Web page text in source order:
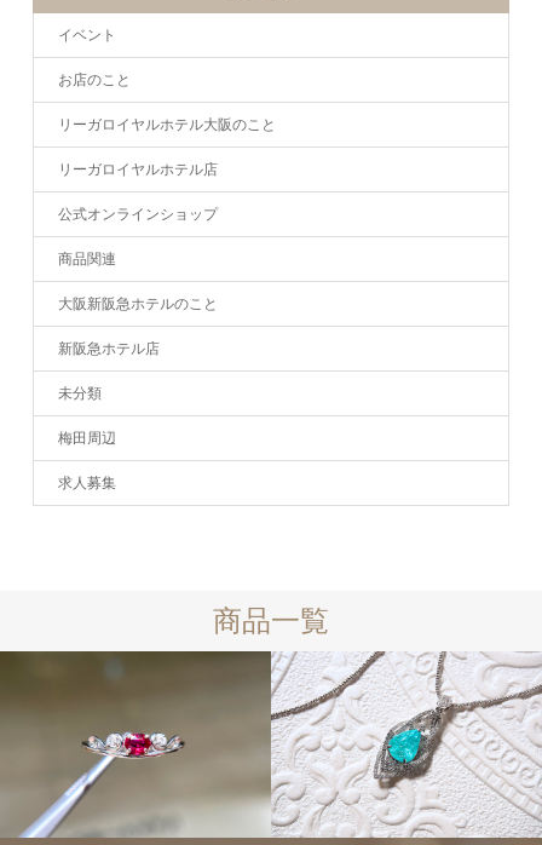
イベント
お店のこと
リーガロイヤルホテル大阪のこと
リーガロイヤルホテル店
公式オンラインショップ
商品関連
大阪新阪急ホテルのこと
新阪急ホテル店
未分類
梅田周辺
求人募集
商品一覧
10万円均一